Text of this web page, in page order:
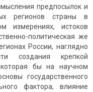
предпосылок и
регионов страны в
измерениях, истоков
политическая же
России, наглядно
создания крепкой
которая бы на научном
государственного
фактора, влияние